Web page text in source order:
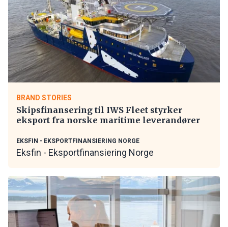
BRAND STORIES
Skipsfinansering til IWS Fleet styrker
eksport fra norske maritime leverandører
EKSFIN - EKSPORTFINANSIERING NORGE
Eksfin - Eksportfinansiering Norge